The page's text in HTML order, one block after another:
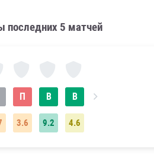
последних 5 матчей
В
4.6
В
9.2
П
3.6